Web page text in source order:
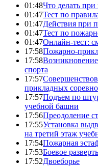
01:48Что делать
01:47Тест по
01:47Действия при
01:47Тест по
01:47Онлайн-тест:
17:58Пожарно-
17:58
спорта
17:57
прикладных
17:57Подъем по
учебной башни
17:56Преодоление
17:55Установка
на третий этаж
17:54Пожарная
17:53Боевое
17:52Двоеборье